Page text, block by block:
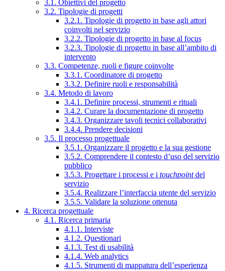
3.1. Obiettivi del progetto
3.2. Tipologie di progetti
3.2.1. Tipologie di progetto in base agli attori
coinvolti nel servizio
3.2.2. Tipologie di progetto in base al focus
3.2.3. Tipologie di progetto in base all’ambito di
intervento
3.3. Competenze, ruoli e figure coinvolte
3.3.1. Coordinatore di progetto
3.3.2. Definire ruoli e responsabilità
3.4. Metodo di lavoro
3.4.1. Definire processi, strumenti e rituali
3.4.2. Curare la documentazione di progetto
3.4.3. Organizzare tavoli tecnici collaborativi
3.4.4. Prendere decisioni
3.5. Il processo progettuale
3.5.1. Organizzare il progetto e la sua gestione
3.5.2. Comprendere il contesto d’uso del servizio
pubblico
3.5.3. Progettare i processi e i touchpointdel
servizio
3.5.4. Realizzare l’interfaccia utente del servizio
3.5.5. Validare la soluzione ottenuta
4. Ricerca progettuale
4.1. Ricerca primaria
4.1.1. Interviste
4.1.2. Questionari
4.1.3. Test di usabilità
4.1.4. Web analytics
4.1.5. Strumenti di mappatura dell’esperienza